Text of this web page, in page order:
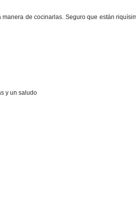
de cocinarlas. Seguro que están
y un saludo